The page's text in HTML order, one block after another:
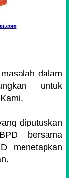
dalam
untuk
diputuskan
bersama
menetapkan